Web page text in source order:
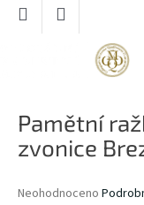
Přejít
Pamětní
zvonice
Průměrné
Neohodnoceno